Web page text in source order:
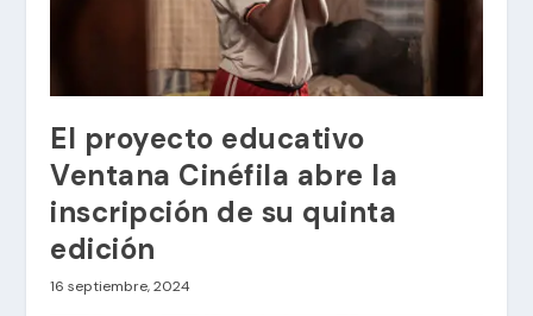
El proyecto educativo
Ventana Cinéfila abre la
inscripción de su quinta
edición
16 septiembre, 2024